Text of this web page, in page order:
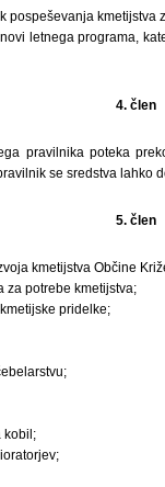
pospeševanja
letnega programa,
4. člen
pravilnika poteka
se sredstva lahko
5. člen
kmetijstva Občine
za potrebe kmetijstva;
pridelke;
kobil;